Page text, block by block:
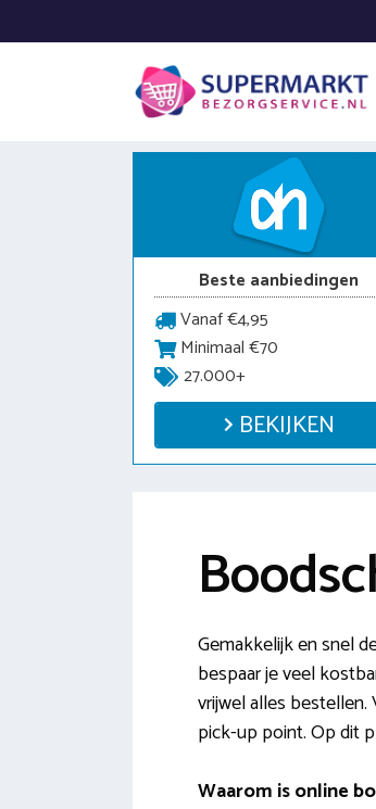
naar
Beste aanbiedingen
Vanaf €4,95
Minimaal €70
27.000+
BEKIJKEN
Gemakkelijk en snel
bespaar je veel
vrijwel alles
pick-up point. Op dit
Waarom is online